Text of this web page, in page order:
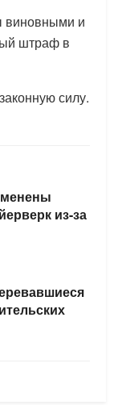
виновными и
штраф в
силу.
из-за